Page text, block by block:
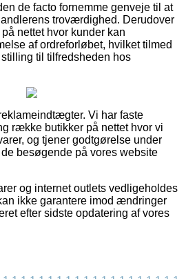
de facto fornemme genveje til at
troværdighed. Derudover
nettet hvor kunder kan
af ordreforløbet, hvilket tilmed
til tilfredsheden hos
Vi har faste
række butikker på nettet hvor vi
og tjener godtgørelse under
besøgende på vores website
og internet outlets vedligeholdes
ikke garantere imod ændringer
efter sidste opdatering af vores